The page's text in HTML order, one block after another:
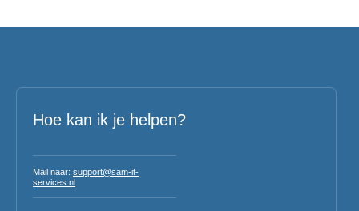
Hoe kan ik je helpen?
Mail naar: support@sam-it-
services.nl